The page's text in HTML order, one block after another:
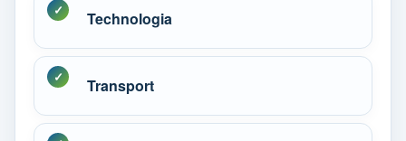
Technologia
Transport